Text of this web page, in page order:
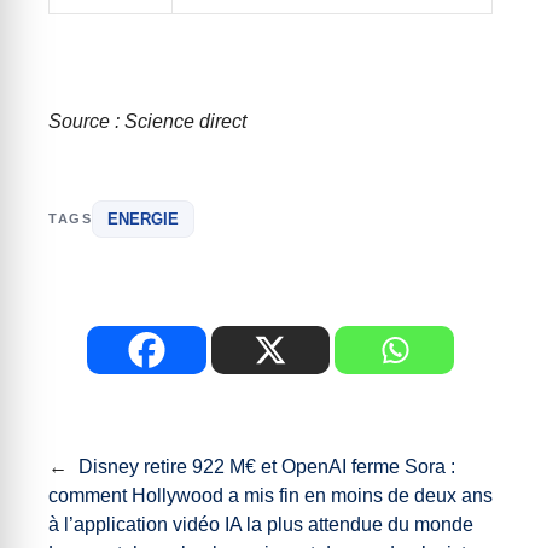
Source : Science direct
TAGS ENERGIE
←
Disney retire 922 M€ et OpenAI ferme Sora :
comment Hollywood a mis fin en moins de deux ans
à l’application vidéo IA la plus attendue du monde